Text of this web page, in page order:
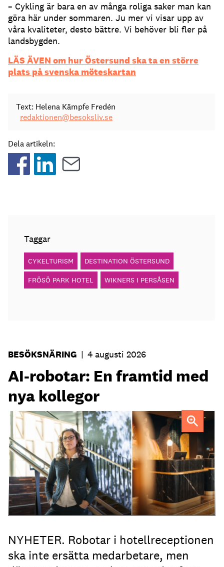
– Cykling är bara en av många roliga saker man kan
göra här under sommaren. Ju mer vi visar upp av
våra kvaliteter, desto bättre. Vi behöver bli fler på
landsbygden.
LÄS ÄVEN om hur Östersund ska ta en större
plats på svenska möteskartan
Text: Helena Kämpfe Fredén
redaktionen@besoksliv.se
Dela artikeln:
Taggar
CYKELTURISM DESTINATION ÖSTERSUND
FRÖSÖ PARK HOTEL WIKNERS I PERSÅSEN
BESÖKSNÄRING | 4 augusti 2026
AI-robotar: En framtid med
nya kollegor
Professor Kristina Palm FOTO: Theresia Viska FOTO:
Dylan Calluy / Unsplash
NYHETER. Robotar i hotellreceptionen
ska inte ersätta medarbetare, men